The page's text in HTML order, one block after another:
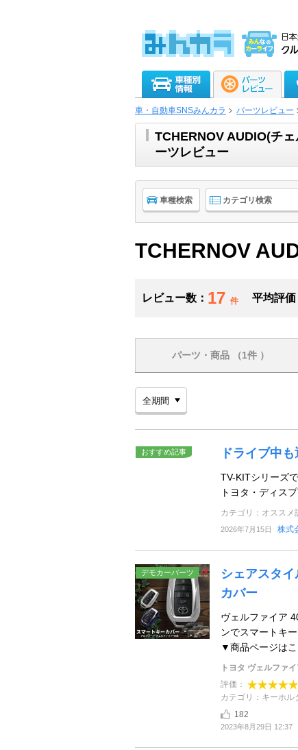
車・自動車SNSみんカラ パーツレビュー
TCHERNOV AUDIO(チ
ーツレビュー
車種検索 カテゴリ検索
TCHERNOV
レビュー数： 17 件 平均評価
パーツ・商品 （1件 ）
おすすめ記事 ドライブ中
TV-KITシリーズ
トヨタ・ディス
カテゴリ：オススメ
2026年7月15日 株式
デモカーパーツ
シェアスタ
カバー
ヴェルファイア
ンでスマートキ
▼商品ページはこ
トヨタ ヴェルファ
評価：
カテゴリ：キーホル
182
2023年8月29日 12:37